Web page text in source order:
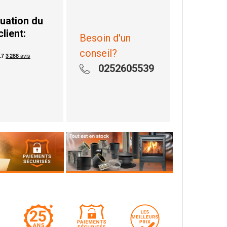
du
Besoin d'un
conseil?
0252605539